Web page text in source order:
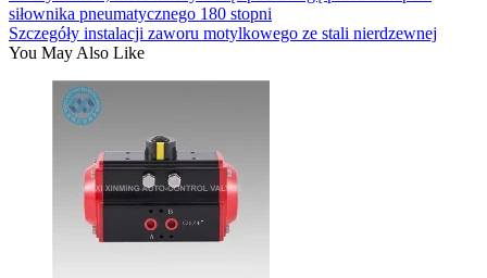
siłownika pneumatycznego 180 stopni
Szczegóły instalacji zaworu motylkowego ze stali nierdzewnej
You May Also Like